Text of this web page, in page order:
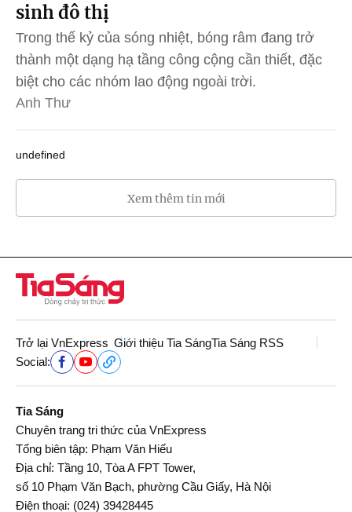
sinh đô thị
Trong thế kỷ của sóng nhiệt, bóng râm đang trở
thành một dạng hạ tầng công cộng cần thiết, đặc
biệt cho các nhóm lao động ngoài trời.
Anh Thư
undefined
Xem thêm tin mới
Trở lại VnExpress Giới thiệu Tia SángTia Sáng RSS
Social:
Tia Sáng
Chuyên trang tri thức của VnExpress
Tổng biên tập: Phạm Văn Hiếu
Địa chỉ: Tầng 10, Tòa A FPT Tower,
số 10 Phạm Văn Bạch, phường Cầu Giấy, Hà Nội
Điện thoại: (024) 39428445